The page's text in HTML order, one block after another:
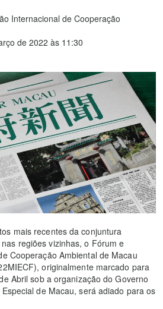
Internacional de Cooperação
de 2022 às 11:30
mais recentes da conjuntura
regiões vizinhas, o Fórum e
Cooperação Ambiental de Macau
originalmente marcado para
Abril sob a organização do Governo
de Macau, será adiado para os